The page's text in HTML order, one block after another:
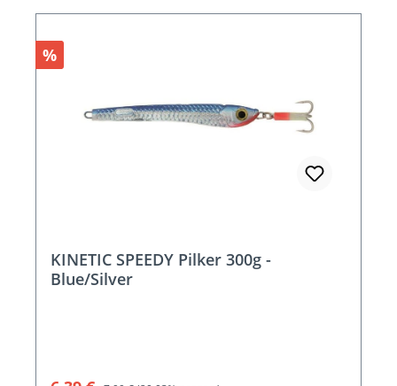
Rabatt
%
KINETIC SPEEDY Pilker 300g -
Blue/Silver